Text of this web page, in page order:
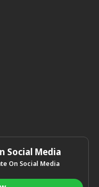
Social Media
On Social Media